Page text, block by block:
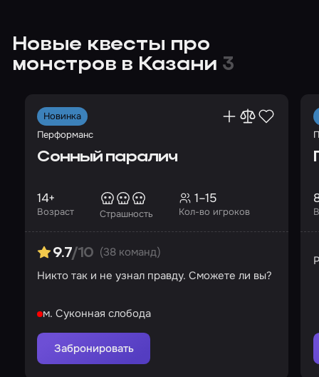
Новые квесты про
монстров в Казани 3
Новинка
Перформанс
Сонный паралич
Возраст
14+
Страшность Кол-во игроков
1–15
9.7/10 (38 команд)
Никто так и не узнал правду. Сможете ли вы?
м. Суконная слобода
Забронировать